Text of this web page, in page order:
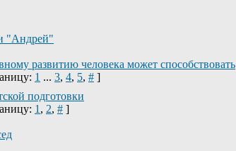
"Андрей"
развитию человека может способствовать
1 ... 3, 4, 5, # ]
подготовки
1 , 2, # ]